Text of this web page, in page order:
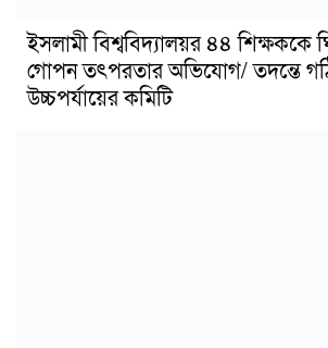
ইসলামী বিশ্ববিদ্যালয়র ৪৪ শিক্ষককে
গোপন তৎপরতার অভিযোগ/ তদন্তে
উচ্চপর্যায়ের কমিটি